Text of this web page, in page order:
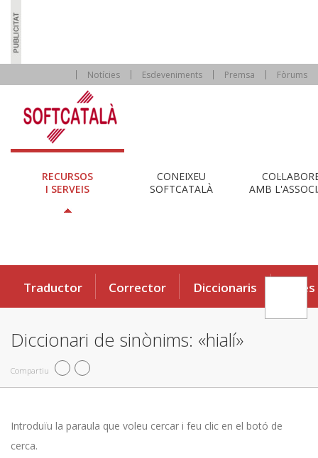
Notícies Esdeveniments Premsa Fòrums
RECURSOS
I SERVEIS
CONEIXEU
SOFTCATALÀ
AMB
Traductor Corrector Diccionaris Eines
Diccionari de sinònims: «hialí»
Compartiu
Introduïu la paraula que voleu cercar i feu clic en el botó de
cerca.